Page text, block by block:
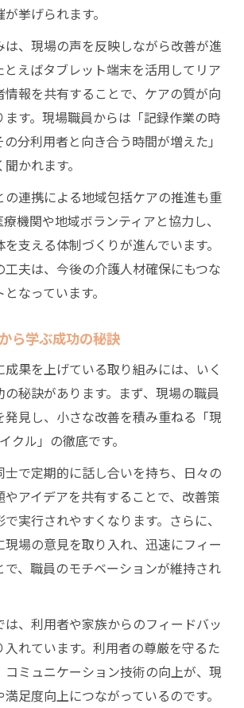
組み 事例に学ぶ業務改善術
確保と連動する効率化の工夫
で注目される効率化の最新動向
を守る介護の基本理念を探る
大原則を現場で実践する工夫とは
で大切な利用者尊厳の守り方
組み 事例に学ぶ基本理念の浸透
祉で求められる介護の姿勢とは
ってはいけない言葉の注意点
立つ介護現場の最新事例集
場の負担軽減に成功した取り組み例
祉で効果が見えた介護現場の工夫
確保と負担軽減の最新事例紹介
で実践される負担軽減の工夫集
る介護現場改善のアイデア
で即実践できる改善アイデア集
材確保のための現場改善ポイント
祉に活きる介護現場の工夫事例
組み 事例を活かす改善提案
で役立つ現場改善の着眼点
挙げられます。
は、現場の声を反映しながら改善が進
とえばタブレット端末を活用してリア
情報を共有することで、ケアの質が向
す。現場職員からは「記録作業の時
分利用者と向き合う時間が増えた」
かれます。
の連携による地域包括ケアの推進も重
機関や地域ボランティアと協力し、
支える体制づくりが進んでいます。
工夫は、今後の介護人材確保にもつな
なっています。
ら学ぶ成功の秘訣
果を上げている取り組みには、いく
秘訣があります。まず、現場の職員
見し、小さな改善を積み重ねる「現
クル」の徹底です。
士で定期的に話し合いを持ち、日々の
アイデアを共有することで、改善策
実行されやすくなります。さらに、
場の意見を取り入れ、迅速にフィー
で、職員のモチベーションが維持され
は、利用者や家族からのフィードバッ
入れています。利用者の尊厳を守るた
コミュニケーション技術の向上が、現
足度向上につながっているのです。